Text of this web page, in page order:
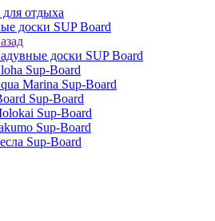
отдыха
доски SUP Board
доски SUP Board
Sup-Board
Marina Sup-Board
Sup-Board
Sup-Board
Sup-Board
Sup-Board